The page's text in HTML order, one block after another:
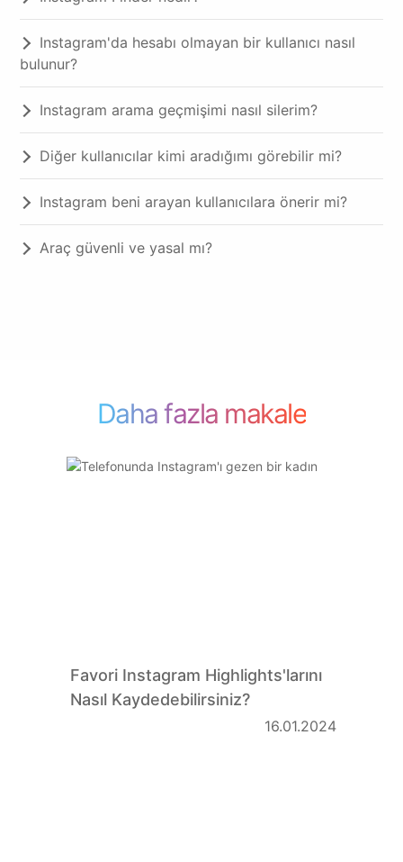
Instagram'da hesabı olmayan bir kullanıcı nasıl
bulunur?
Instagram arama geçmişimi nasıl silerim?
Diğer kullanıcılar kimi aradığımı görebilir mi?
Instagram beni arayan kullanıcılara önerir mi?
Araç güvenli ve yasal mı?
Daha fazla makale
Favori Instagram Highlights'larını
Nasıl Kaydedebilirsiniz?
16.01.2024